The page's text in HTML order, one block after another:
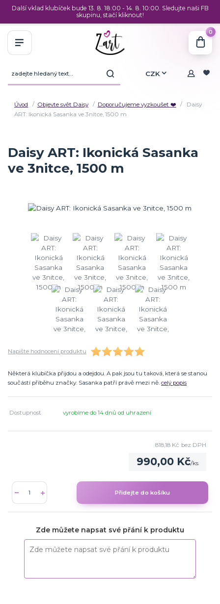
Další vklad klubíček bude 13. 8. 18:00 - 14. 8. 10:00. Sledujte naši FB
skupinu, stačí kliknout!
CZK
0
Úvod Objevte svět Daisy Doporučujeme vyzkoušet ❤️
Daisy
ART: Ikonická Sasanka ve 3nitce, 1500 m
Daisy ART: Ikonická Sasanka
ve 3nitce, 1500 m
Napište hodnocení produktu
Některá klubíčka přijdou a odejdou. A pak jsou tu taková, která se stanou
součástí příběhu značky. Sasanka patří právě mezi ně. celý popis
Dostupnost vyrobíme do 14 dnů od uhrazení
990,00 Kč/ks
818,18 Kč bez DPH
Přidejte do košíku
Zde můžete napsat své přání k produktu